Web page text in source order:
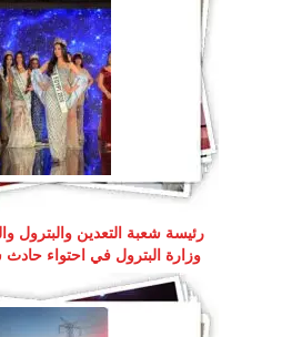
رئيسة شعبة التعدين والبترول
وزارة البترول في احتواء